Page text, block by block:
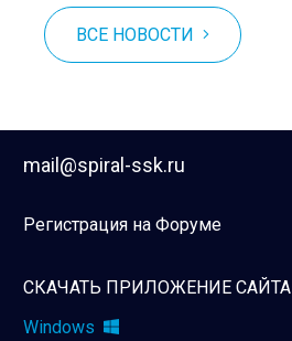
ВСЕ НОВОСТИ
mail@spiral-ssk.ru
Регистрация на Форуме
СКАЧАТЬ ПРИЛОЖЕНИЕ САЙТА
Windows